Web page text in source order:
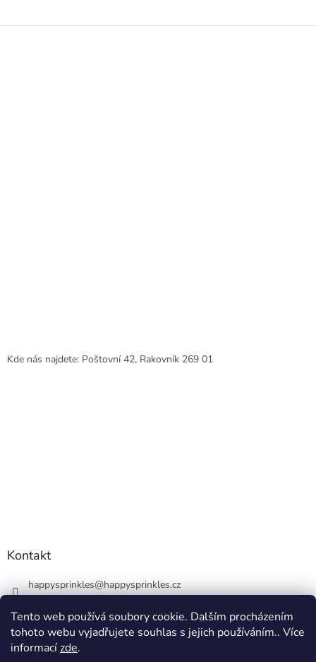
Tento web používá soubory cookie. Dalším procházením
tohoto webu vyjadřujete souhlas s jejich používáním.. Více
informacízde.
Z
Kde nás najdete: Poštovní 42, Rakovník 269 01
Kontakt
happysprinkles@happysprinkles.cz